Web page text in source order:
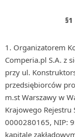
Organizatorem
Comperia.pl S.A. z
przy ul.
przedsiębiorców
m.st Warszawy w
Krajowego Rejestru
0000280165, NIP:
kapitale